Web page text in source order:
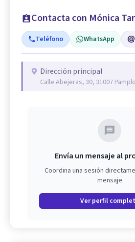
Contacta con Mónica
Teléfono WhatsApp
Dirección principal
Calle Abejeras, 30, 31007
Envía un mensaje al
Coordina una sesión
mensaje
Ver perfil